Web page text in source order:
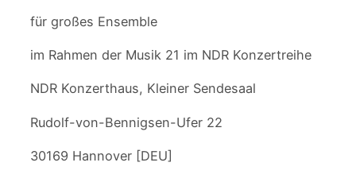
für großes Ensemble
im Rahmen der Musik 21 im NDR Konzertreihe
NDR Konzerthaus, Kleiner Sendesaal
Rudolf-von-Bennigsen-Ufer 22
30169 Hannover [DEU]